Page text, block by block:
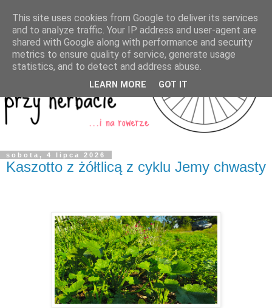
sobota, 4 lipca 2026
Kaszotto z żółtlicą z cyklu Jemy chwasty
This site uses cookies from Google to deliver its services
and to analyze traffic. Your IP address and user-agent are
shared with Google along with performance and security
metrics to ensure quality of service, generate usage
statistics, and to detect and address abuse.
LEARN MORE GOT IT